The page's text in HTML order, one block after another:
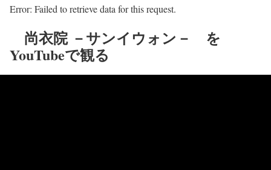
Error: Failed to retrieve data for this request.
尚衣院 －サンイウォン－ を
YouTubeで観る